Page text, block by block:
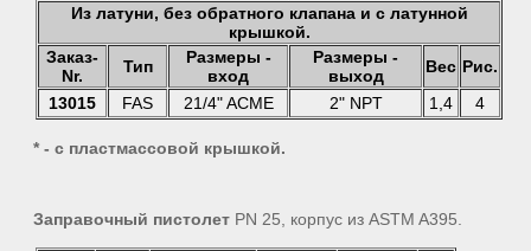
Из латуни, без обратного клапана и c латунной
крышкой.
Заказ-
Nr.
Тип
Размеры -
вход
Размеры -
выход
Вес Рис.
13015
FAS 21/4" ACME 2" NPT 1,4 4
* - с пластмассовой крышкой.
Заправочный пистолет PN 25, корпус из ASTM A395.